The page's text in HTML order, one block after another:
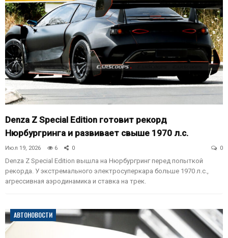
Denza Z Special Edition готовит рекорд
Нюрбургринга и развивает свыше 1970 л.с.
Июл 19, 2026 6 0 0
Denza Z Special Edition вышла на Нюрбургринг перед попыткой
рекорда. У экстремального электросуперкара больше 1970 л.с.,
агрессивная аэродинамика и ставка на трек.
АВТОНОВОСТИ